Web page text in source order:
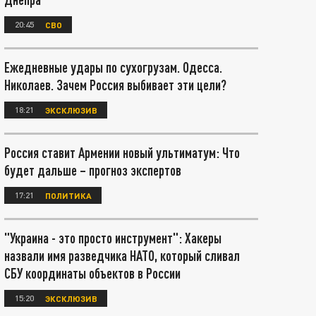
20:45 СВО
Ежедневные удары по сухогрузам. Одесса.
Николаев. Зачем Россия выбивает эти цели?
18:21 ЭКСКЛЮЗИВ
Россия ставит Армении новый ультиматум: Что
будет дальше – прогноз экспертов
17:21 ПОЛИТИКА
"Украина - это просто инструмент": Хакеры
назвали имя разведчика НАТО, который сливал
СБУ координаты объектов в России
15:20 ЭКСКЛЮЗИВ